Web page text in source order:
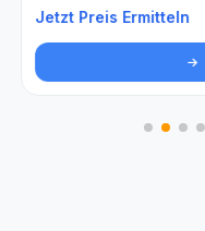
Jetzt Preis Ermitteln